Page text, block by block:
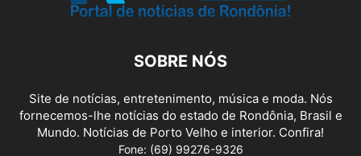
SOBRE NÓS
Site de notícias, entretenimento, música e moda. Nós
fornecemos-lhe notícias do estado de Rondônia, Brasil e
Mundo. Notícias de Porto Velho e interior. Confira!
Fone: (69) 99276-9326